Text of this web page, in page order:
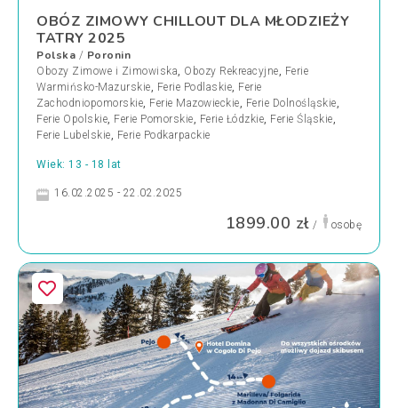
OBÓZ ZIMOWY CHILLOUT DLA MŁODZIEŻY
TATRY 2025
Polska / Poronin
Obozy Zimowe i Zimowiska, Obozy Rekreacyjne, Ferie
Warmińsko-Mazurskie, Ferie Podlaskie, Ferie
Zachodniopomorskie, Ferie Mazowieckie, Ferie Dolnośląskie,
Ferie Opolskie, Ferie Pomorskie, Ferie Łódzkie, Ferie Śląskie,
Ferie Lubelskie, Ferie Podkarpackie
Wiek: 13 - 18 lat
16.02.2025 - 22.02.2025
1899.00 zł / osobę